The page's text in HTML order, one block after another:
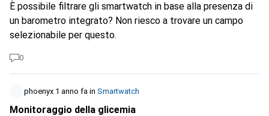
È possibile filtrare gli smartwatch in base alla presenza di
un barometro integrato? Non riesco a trovare un campo
selezionabile per questo.
0
phoenyx 1 anno fa in Smartwatch
Monitoraggio della glicemia